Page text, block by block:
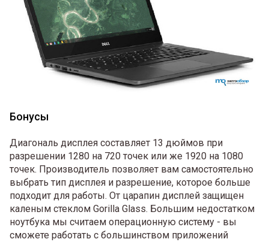
Бонусы
Диагональ дисплея составляет 13 дюймов при
разрешении 1280 на 720 точек или же 1920 на 1080
точек. Производитель позволяет вам самостоятельно
выбрать тип дисплея и разрешение, которое больше
подходит для работы. От царапин дисплей защищен
каленым стеклом Gorilla Glass. Большим недостатком
ноутбука мы считаем операционную систему - вы
сможете работать с большинством приложений